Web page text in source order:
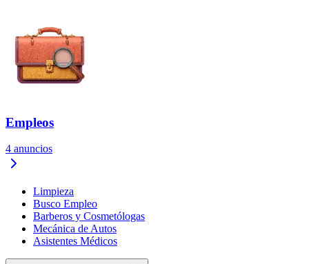
Empleos
4 anuncios
Limpieza
Busco Empleo
Barberos y Cosmetólogas
Mecánica de Autos
Asistentes Médicos